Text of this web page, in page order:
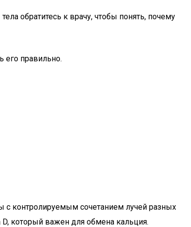
обратитесь к врачу, чтобы понять, почему
его правильно.
с контролируемым сочетанием лучей разных
который важен для обмена кальция.